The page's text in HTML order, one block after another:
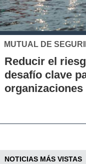
un
de las
NOTICIAS MÁS VISTAS